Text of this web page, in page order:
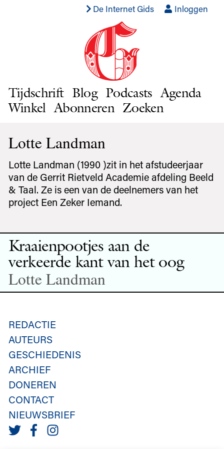
De Internet Gids Inloggen
Tijdschrift Blog Podcasts Agenda
Winkel Abonneren Zoeken
Lotte Landman
Lotte Landman (1990 )zit in het afstudeerjaar
van de Gerrit Rietveld Academie afdeling Beeld
& Taal. Ze is een van de deelnemers van het
project Een Zeker Iemand.
Kraaienpootjes aan de
verkeerde kant van het oog
Lotte Landman
REDACTIE
AUTEURS
GESCHIEDENIS
ARCHIEF
DONEREN
CONTACT
NIEUWSBRIEF